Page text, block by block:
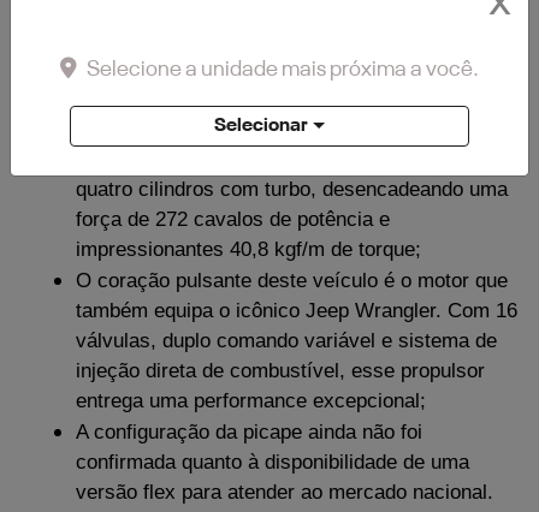
Sob o capô da nova caminhonete reside o
quatro cilindros com turbo, desencadeando uma
força de 272 cavalos de potência e
impressionantes 40,8 kgf/m de torque;
O coração pulsante deste veículo é o motor que
também equipa o icônico Jeep Wrangler. Com 16
válvulas, duplo comando variável e sistema de
injeção direta de combustível, esse propulsor
entrega uma performance excepcional;
A configuração da picape ainda não foi
confirmada quanto à disponibilidade de uma
versão flex para atender ao mercado nacional.
Selecione a unidade mais próxima a você.
Selecionar